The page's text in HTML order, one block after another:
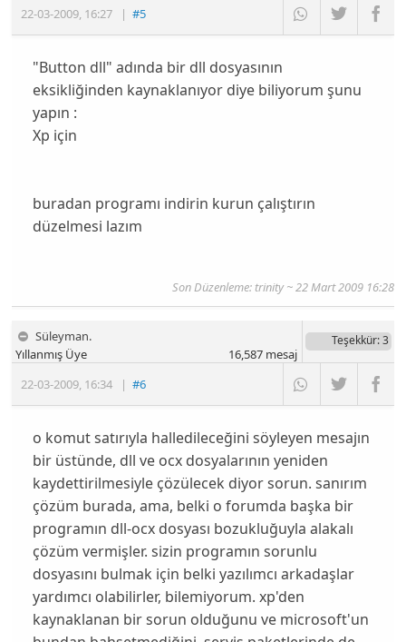
22-03-2009, 16:27 |#5
"Button dll" adında bir dll dosyasının
eksikliğinden kaynaklanıyor diye biliyorum şunu
yapın :
Xp için
buradan programı indirin kurun çalıştırın
düzelmesi lazım
Son Düzenleme: trinity ~ 22 Mart 2009 16:28
Süleyman.
22-03-2009, 16:34 |#6
Yıllanmış Üye
Teşekkür: 3
16,587mesaj
o komut satırıyla halledileceğini söyleyen mesajın
bir üstünde, dll ve ocx dosyalarının yeniden
kaydettirilmesiyle çözülecek diyor sorun. sanırım
çözüm burada, ama, belki o forumda başka bir
programın dll-ocx dosyası bozukluğuyla alakalı
çözüm vermişler. sizin programın sorunlu
dosyasını bulmak için belki yazılımcı arkadaşlar
yardımcı olabilirler, bilemiyorum. xp'den
kaynaklanan bir sorun olduğunu ve microsoft'un